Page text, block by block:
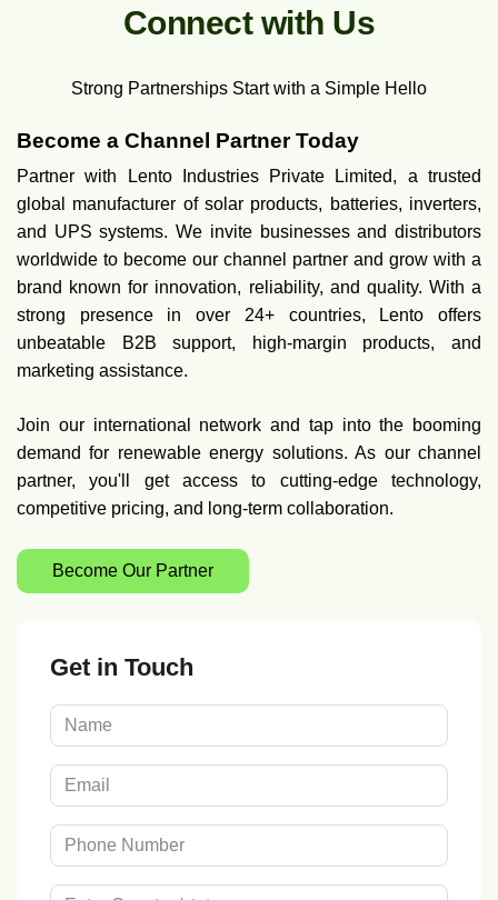
Connect with Us
Strong Partnerships Start with a Simple Hello
Become a Channel Partner Today
Partner with Lento Industries Private Limited, a trusted
global manufacturer of solar products, batteries, inverters,
and UPS systems. We invite businesses and distributors
worldwide to become our channel partner and grow with a
brand known for innovation, reliability, and quality. With a
strong presence in over 24+ countries, Lento offers
unbeatable B2B support, high-margin products, and
marketing assistance.
Join our international network and tap into the booming
demand for renewable energy solutions. As our channel
partner, you'll get access to cutting-edge technology,
competitive pricing, and long-term collaboration.
Become Our Partner
Get in Touch